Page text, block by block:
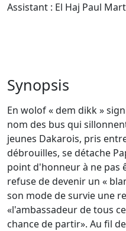
Assistant : El Haj Paul
Synopsis
En wolof « dem dikk »
nom des bus qui
jeunes Dakarois, pris
débrouilles, se détache
point d'honneur à ne pas
refuse de devenir un «
son mode de survie une
«l'ambassadeur de tous
chance de partir». Au fil